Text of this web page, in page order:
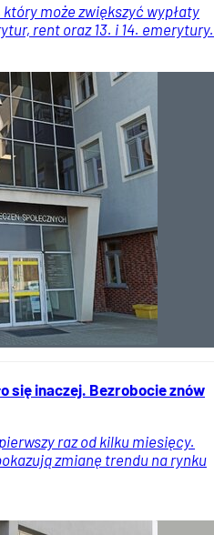
może zwiększyć wypłaty
rent oraz 13. i 14. emerytury.
się inaczej. Bezrobocie znów
raz od kilku miesięcy.
zmianę trendu na rynku